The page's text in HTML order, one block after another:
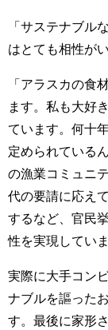
「サステナブル
はとても相性が
「アラスカの食
ます。私も大好
ています。何十
定められている
の漁業コミュニ
代の要請に応え
するなど、官民
性を実現していま
実際に大手コン
ナブルを謳った
す。最後に家形